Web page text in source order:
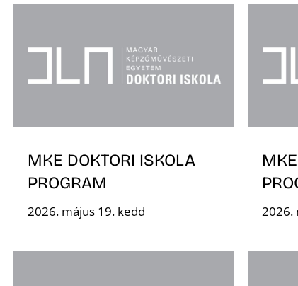
MKE DOKTORI ISKOLA
PROGRAM
2026. május 19. kedd 2026.